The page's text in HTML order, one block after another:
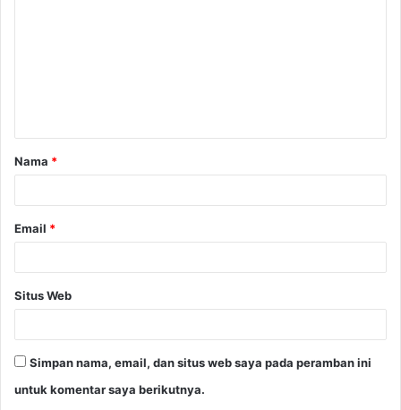
a
r
Nama *
Email *
Situs Web
Simpan nama, email, dan situs web saya pada peramban ini
untuk komentar saya berikutnya.